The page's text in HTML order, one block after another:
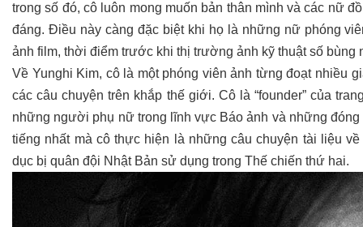
trong số đó, cô luôn mong muốn bản thân mình và các nữ
đáng. Điều này càng đặc biệt khi họ là những nữ phóng
ảnh film, thời điểm trước khi thị trường ảnh kỹ thuật số bùng
Về Yunghi Kim, cô là một phóng viên ảnh từng đoạt nhiều
các câu chuyện trên khắp thế giới. Cô là “founder” của
những người phụ nữ trong lĩnh vực Báo ảnh và những
tiếng nhất mà cô thực hiện là những câu chuyện tài liệu
dục bị quân đội Nhật Bản sử dụng trong Thế chiến thứ hai.